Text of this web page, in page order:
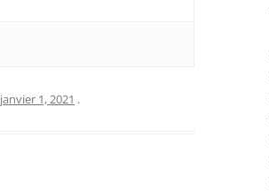
janvier 1, 2021 .